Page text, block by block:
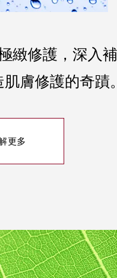
緻修護，深入
膚修護的奇蹟。
更多